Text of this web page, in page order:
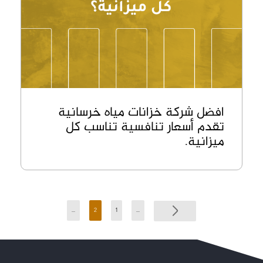
افضل شركة خزانات مياه خرسانية
تقدم أسعار تنافسية تناسب كل
ميزانية.
...
1
2
...